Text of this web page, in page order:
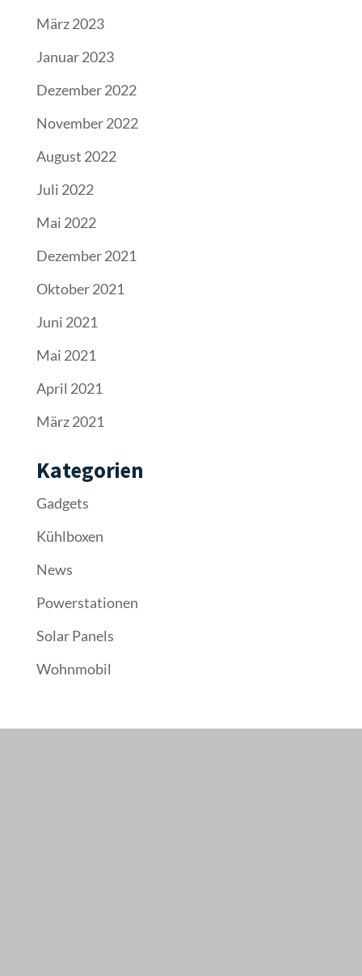
März 2023
Januar 2023
Dezember 2022
November 2022
August 2022
Juli 2022
Mai 2022
Dezember 2021
Oktober 2021
Juni 2021
Mai 2021
April 2021
März 2021
Kategorien
Gadgets
Kühlboxen
News
Powerstationen
Solar Panels
Wohnmobil